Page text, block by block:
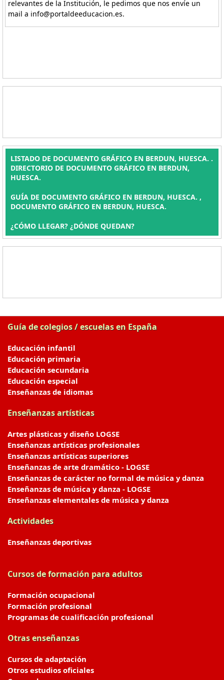
relevantes de la Institución, le pedimos que nos envíe un
mail a info@portaldeeducacion.es.
LISTADO DE DOCUMENTO GRÁFICO EN BERDUN, HUESCA. .
DIRECTORIO DE DOCUMENTO GRÁFICO EN BERDUN,
HUESCA.
GUÍA DE DOCUMENTO GRÁFICO EN BERDUN, HUESCA. ,
DOCUMENTO GRÁFICO EN BERDUN, HUESCA.
¿CÓMO LLEGAR? ¿DÓNDE QUEDAN?
Guía de colegios / escuelas en España
Educación infantil
Educación primaria
Educación secundaria
Educación especial
Enseñanzas de idiomas
Enseñanzas artísticas
Artes plásticas y diseño LOGSE
Enseñanzas artísticas profesionales
Enseñanzas artísticas superiores
Enseñanzas de arte dramático - LOGSE
Enseñanzas de carácter no formal de música y danza
Enseñanzas de música y danza - LOGSE
Enseñanzas elementales de música y danza
Actividades
Enseñanzas deportivas
Cursos de formación para adultos
Formación ocupacional
Formación profesional
Programas de cualificación profesional
Otras enseñanzas
Cursos de adaptación
Otros estudios oficiales